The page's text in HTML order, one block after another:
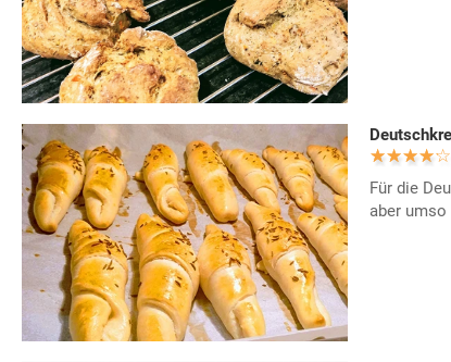
Für die
aber umso